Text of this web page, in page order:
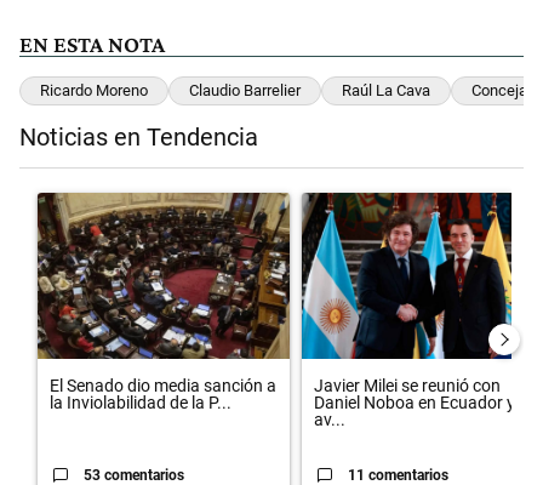
EN ESTA NOTA
Ricardo Moreno Claudio Barrelier Raúl La Cava Concejal
Noticias en Tendencia
Un artículo de tendencia con el título "El Senado dio media sanción
El Senado dio media sanción a
la Inviolabilidad de la P...
53 comentarios
Un artículo de tendencia con el
Javier Milei se reunió con
Daniel Noboa en Ecuador y
av...
11 comentarios